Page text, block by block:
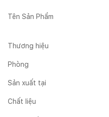
Tên Sản Phẩm
Thương hiệu
Phòng
Sản xuất tại
Chất liệu